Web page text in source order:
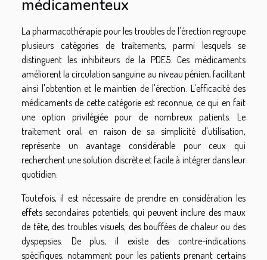
médicamenteux
La pharmacothérapie pour les troubles de l'érection regroupe
plusieurs catégories de traitements, parmi lesquels se
distinguent les inhibiteurs de la PDE5. Ces médicaments
améliorent la circulation sanguine au niveau pénien, facilitant
ainsi l'obtention et le maintien de l'érection. L'efficacité des
médicaments de cette catégorie est reconnue, ce qui en fait
une option privilégiée pour de nombreux patients. Le
traitement oral, en raison de sa simplicité d'utilisation,
représente un avantage considérable pour ceux qui
recherchent une solution discrète et facile à intégrer dans leur
quotidien.
Toutefois, il est nécessaire de prendre en considération les
effets secondaires potentiels, qui peuvent inclure des maux
de tête, des troubles visuels, des bouffées de chaleur ou des
dyspepsies. De plus, il existe des contre-indications
spécifiques, notamment pour les patients prenant certains